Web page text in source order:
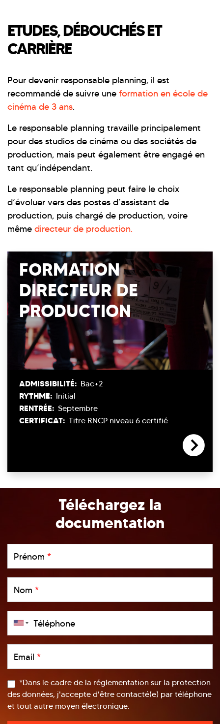
ETUDES, DÉBOUCHÉS ET
CARRIÈRE
Pour devenir responsable planning, il est
recommandé de suivre une formation en école de
cinéma de 3 ans.
Le responsable planning travaille principalement
pour des studios de cinéma ou des sociétés de
production, mais peut également être engagé en
tant qu’indépendant.
Le responsable planning peut faire le choix
d’évoluer vers des postes d’assistant de
production, puis chargé de production, voire
même directeur de production.
FORMATION
DIRECTEUR DE
PRODUCTION
ADMISSIBILITÉ: Bac+2
RYTHME: Initial
RENTRÉE: Septembre
CERTIFICAT: Titre RNCP niveau 6 certifié
Téléchargez la
documentation
Prénom *
Nom *
Téléphone
Email *
*Dans le cadre de la réglementation sur la protection
des données, j'accepte d'être contacté(e) par téléphone
et tout autre moyen électronique.